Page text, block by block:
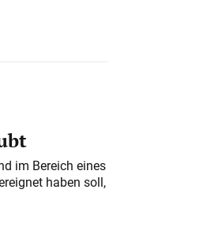
im Bereich eines
haben soll,